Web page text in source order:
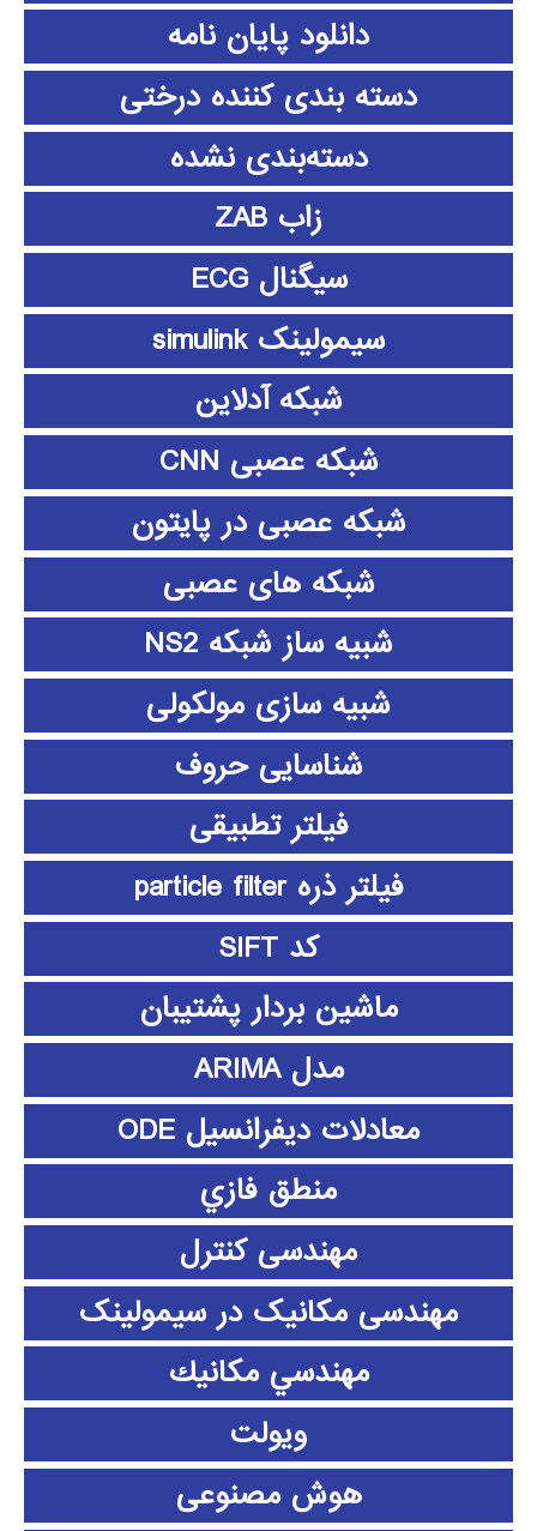
دانلود پايان نامه
دسته بندی کننده درختی
دسته‌بندی نشده
زاب ZAB
سیگنال ECG
سیمولینک simulink
شبکه آدلاین
شبکه عصبی CNN
شبکه عصبی در پایتون
شبکه های عصبی
شبیه ساز شبکه NS2
شبیه سازی مولکولی
شناسایی حروف
فیلتر تطبیقی
فیلتر ذره particle filter
کد SIFT
ماشین بردار پشتیبان
مدل ARIMA
معادلات دیفرانسیل ODE
منطق فازي
مهندسی کنترل
مهندسی مکانیک در سیمولینک
مهندسي مكانيك
ویولت
هوش مصنوعی